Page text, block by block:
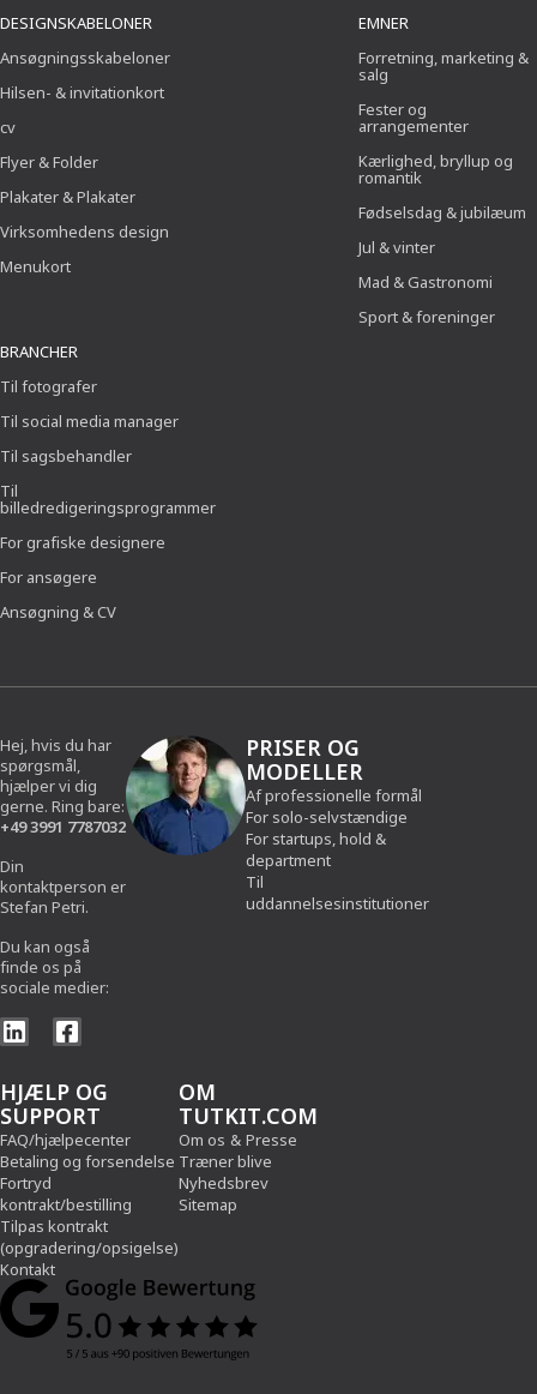
DESIGNSKABELONER
Ansøgningsskabeloner
Hilsen- & invitationkort
cv
Flyer & Folder
Plakater & Plakater
Virksomhedens design
Menukort
EMNER
Forretning, marketing &
salg
Fester og
arrangementer
Kærlighed, bryllup og
romantik
Fødselsdag & jubilæum
Jul & vinter
Mad & Gastronomi
Sport & foreninger
BRANCHER
Til fotografer
Til social media manager
Til sagsbehandler
Til
billedredigeringsprogrammer
For grafiske designere
For ansøgere
Ansøgning & CV
Hej, hvis du har
spørgsmål,
hjælper vi dig
gerne. Ring bare:
+49 3991 7787032
Din
kontaktperson er
Stefan Petri.
Du kan også
finde os på
sociale medier:
PRISER OG
MODELLER
Af professionelle formål
For solo-selvstændige
For startups, hold &
department
Til
uddannelsesinstitutioner
HJÆLP OG
SUPPORT
FAQ/hjælpecenter
Betaling og forsendelse
Fortryd
kontrakt/bestilling
Tilpas kontrakt
(opgradering/opsigelse)
Kontakt
OM
TUTKIT.COM
Om os & Presse
Træner blive
Nyhedsbrev
Sitemap